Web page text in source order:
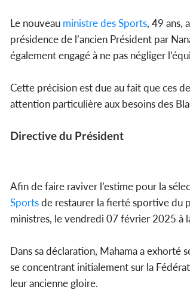
Le nouveau ministre des Sports, 49 ans,
présidence de l’ancien Président par
également engagé à ne pas négliger
Cette précision est due au fait que ces
attention particulière aux besoins des
Directive du Président
Afin de faire raviver l’estime pour la
Sportsde restaurer la fierté sportive du
ministres, le vendredi 07 février 2025 à
Dans sa déclaration, Mahama a
se concentrant initialement sur la
leur ancienne gloire.